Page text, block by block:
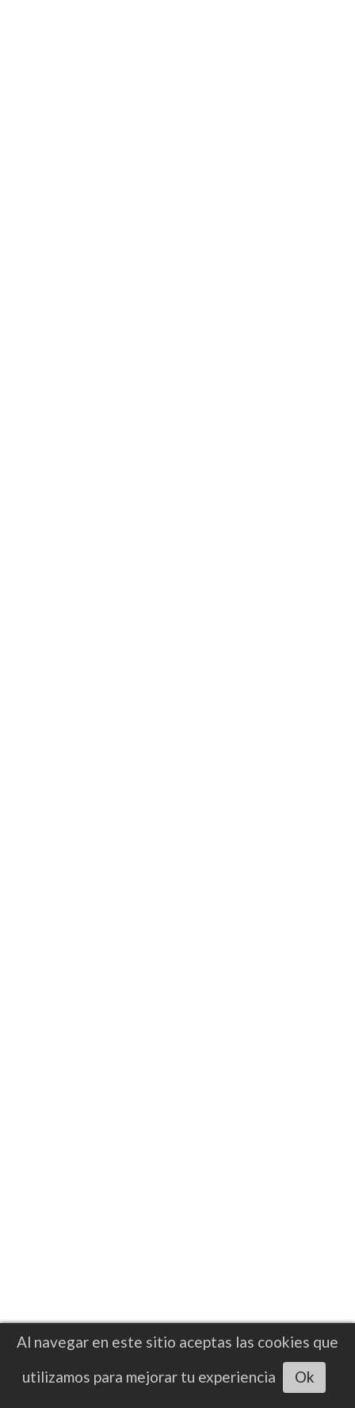
El mexicano José Calderón (15-3, 6 nocauts)
Al navegar en este sitio aceptas las cookies que
utilizamos para mejorar tu experiencia
Ok
Escuchar artículo